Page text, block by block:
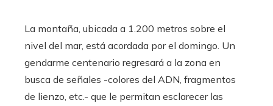
La montaña, ubicada a 1.200 metros sobre el
nivel del mar, está acordada por el domingo. Un
gendarme centenario regresará a la zona en
busca de señales -colores del ADN, fragmentos
de lienzo, etc.- que le permitan esclarecer las